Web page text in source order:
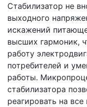
Стабилизатор не
выходного
искажений
высших гармоник,
работу
потребителей и
работы.
стабилизатора
реагировать на